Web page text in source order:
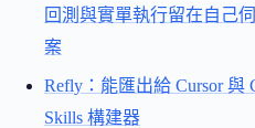
回測與實單執行留在自己
案
Refly：能匯出給 Cursor 與
Skills 構建器